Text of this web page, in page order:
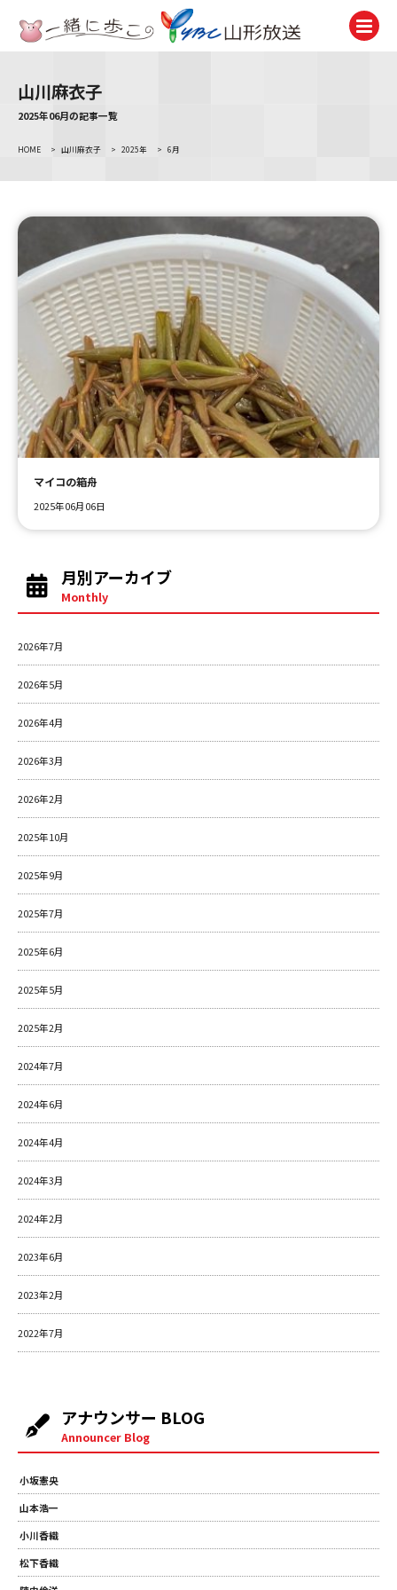
TV
ラジオ
アナウンサー
Announcer
イベント
Event
試写会・プレゼント
Present
ＹＢＣオンデマンド
山川麻衣子
2025年06月の記事一覧
HOME > 山川麻衣子 > 2025年 > 6月
マイコの箱舟
2025年06月06日
月別アーカイブ
Monthly
2026年7月
2026年5月
2026年4月
2026年3月
2026年2月
2025年10月
2025年9月
2025年7月
2025年6月
2025年5月
2025年2月
2024年7月
2024年6月
2024年4月
2024年3月
2024年2月
2023年6月
2023年2月
2022年7月
アナウンサー BLOG
Announcer Blog
小坂憲央
山本浩一
小川香織
松下香織